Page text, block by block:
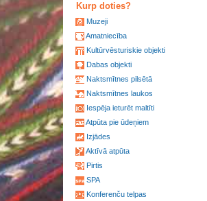
Kurp doties?
Muzeji
Amatniecība
Kultūrvēsturiskie objekti
Dabas objekti
Naktsmītnes pilsētā
Naktsmītnes laukos
Iespēja ieturēt maltīti
Atpūta pie ūdeņiem
Izjādes
Aktīvā atpūta
Pirtis
SPA
Konferenču telpas